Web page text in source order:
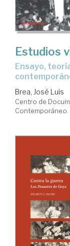
Estudios
Ensayo, teoría y crítica de la cultura visual y el arte
Brea, José Luis
Centro de
Contemporáneo.